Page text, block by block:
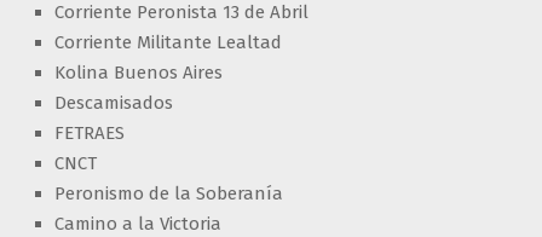
Corriente Peronista 13 de Abril
Corriente Militante Lealtad
Kolina Buenos Aires
Descamisados
FETRAES
CNCT
Peronismo de la Soberanía
Camino a la Victoria